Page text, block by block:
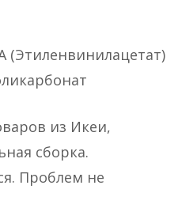
(Этиленвинилацетат)
из Икеи,
сборка.
Проблем не